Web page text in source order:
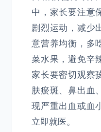
中，家长要注意
剧烈运动，减少
意营养均衡，多
菜水果，避免辛
家长要密切观察
肤瘀斑、鼻出血
现严重出血或血
立即就医。